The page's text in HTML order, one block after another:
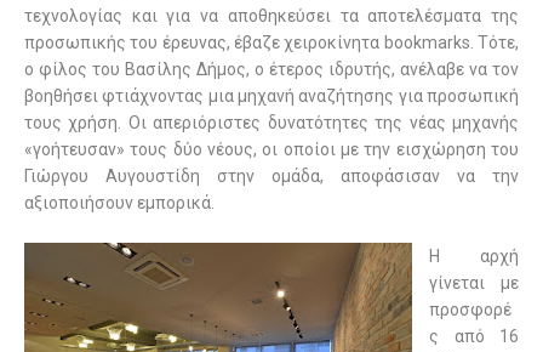
τεχνολογίας και για να αποθηκεύσει τα αποτελέσματα της
προσωπικής του έρευνας, έβαζε χειροκίνητα bookmarks. Τότε,
ο φίλος του Βασίλης Δήμος, ο έτερος ιδρυτής, ανέλαβε να τον
βοηθήσει φτιάχνοντας μια μηχανή αναζήτησης για προσωπική
τους χρήση. Οι απεριόριστες δυνατότητες της νέας μηχανής
«γοήτευσαν» τους δύο νέους, οι οποίοι με την εισχώρηση του
Γιώργου Αυγουστίδη στην ομάδα, αποφάσισαν να την
αξιοποιήσουν εμπορικά.
Η αρχή
γίνεται με
προσφορέ
ς από 16